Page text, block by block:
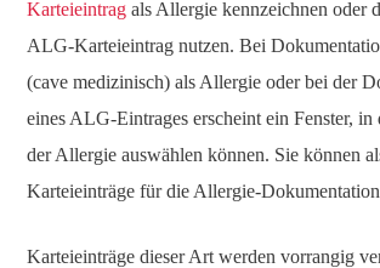
Karteieintrag als Allergie kennzeichnen oder
ALG-Karteieintrag nutzen. Bei
(cave medizinisch) als Allergie oder bei der
eines ALG-Eintrages erscheint ein Fenster, in
der Allergie auswählen können. Sie können
Karteieinträge für die Allergie-
Karteieinträge dieser Art werden vorrangig